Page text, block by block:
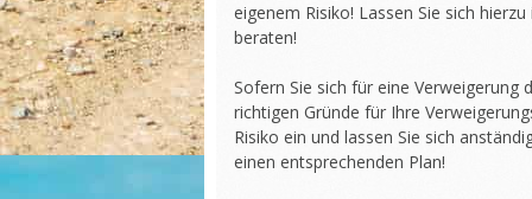
eigenem Risiko! Lassen Sie sich
beraten!
Sofern Sie sich für eine Verweigerung
richtigen Gründe für Ihre
Risiko ein und lassen Sie sich
einen entsprechenden Plan!